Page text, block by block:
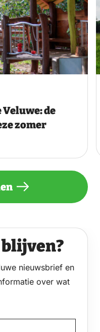
de
zomer
blijven?
nieuwsbrief en
over wat